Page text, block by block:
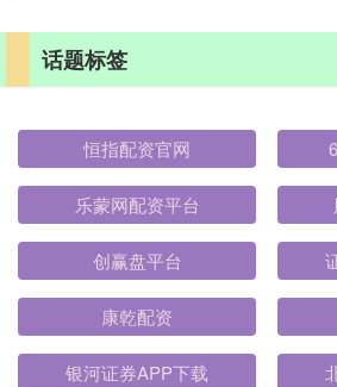
话题标签
恒指配资官网
乐蒙网配资平台
创赢盘平台
康乾配资
银河证券APP下载